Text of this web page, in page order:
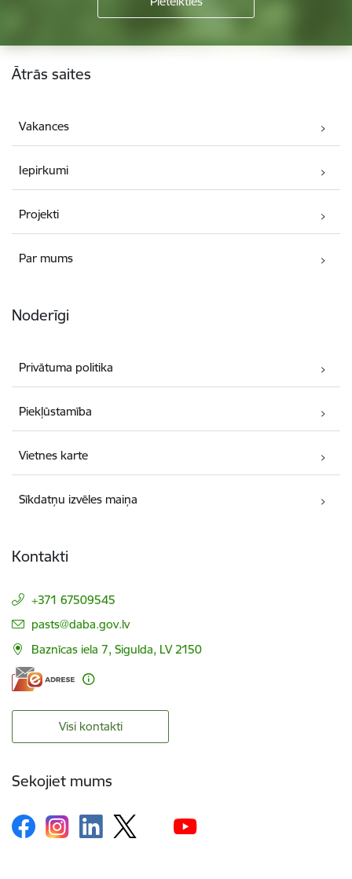
Kājene
Ātrās saites
Vakances
Iepirkumi
Projekti
Par mums
Noderīgi
Privātuma politika
Piekļūstamība
Vietnes karte
Sīkdatņu izvēles maiņa
Kontakti
+371 67509545
E-pasts:
pasts@daba.gov.lv
Baznīcas iela 7, Sigulda, LV 2150
Visi kontakti
Sekojiet mums